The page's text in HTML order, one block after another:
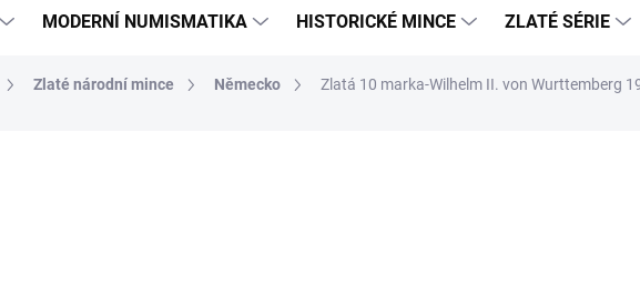
MODERNÍ NUMISMATIKA HISTORICKÉ MINCE ZLATÉ SÉRIE
Zlaté národní mince Německo Zlatá 10 marka-Wilhelm II. von Wurttemberg